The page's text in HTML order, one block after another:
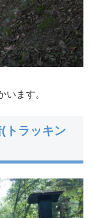
います。
ラッキン